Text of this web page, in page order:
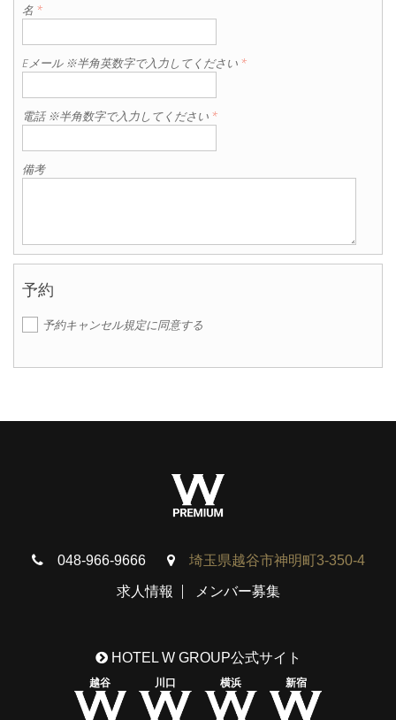
名 *
Eメール ※半角英数字で入力してください *
電話 ※半角数字で入力してください *
備考
予約
予約キャンセル規定に同意する
048-966-9666 埼玉県越谷市神明町3-350-4
求人情報 メンバー募集
HOTEL W GROUP公式サイト
越谷 川口 横浜 新宿